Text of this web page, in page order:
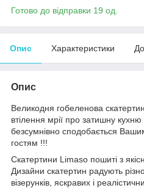
Готово до відправки 19 од.
Опис Характеристики
Опис
Великодня гобеленова
втілення мрії про затишну
безсумнівно сподобається
гостям !!!
Скатертини Limaso пошиті з
Дизайни скатертин радують
візерунків, яскравих і